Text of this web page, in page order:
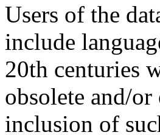
Users of the
include
20th centuries
obsolete and/
inclusion of